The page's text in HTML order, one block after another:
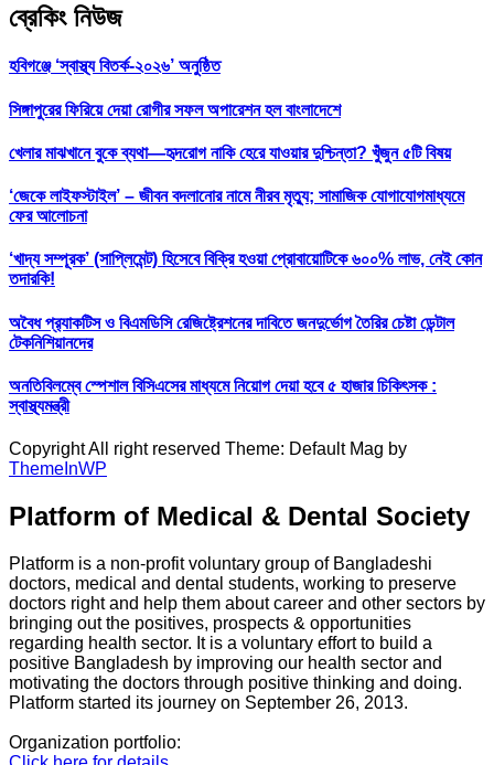
ব্রেকিং নিউজ
হবিগঞ্জে ‘স্বাস্থ্য বিতর্ক-২০২৬’ অনুষ্ঠিত
সিঙ্গাপুরের ফিরিয়ে দেয়া রোগীর সফল অপারেশন হল বাংলাদেশে
খেলার মাঝখানে বুকে ব্যথা—হৃদরোগ নাকি হেরে যাওয়ার দুশ্চিন্তা? খুঁজুন ৫টি বিষয়
‘জেকে লাইফস্টাইল’ – জীবন বদলানোর নামে নীরব মৃত্যু; সামাজিক যোগাযোগমাধ্যমে
ফের আলোচনা
‘খাদ্য সম্পূরক’ (সাপ্লিমেন্ট) হিসেবে বিক্রি হওয়া প্রোবায়োটিকে ৬০০% লাভ, নেই কোন
তদারকি!
অবৈধ প্র‍্যাকটিস ও বিএমডিসি রেজিষ্ট্রেশনের দাবিতে জনদুর্ভোগ তৈরির চেষ্টা ডেন্টাল
টেকনিশিয়ানদের
অনতিবিলম্বে স্পেশাল বিসিএসের মাধ্যমে নিয়োগ দেয়া হবে ৫ হাজার চিকিৎসক :
স্বাস্থ্যমন্ত্রী
Copyright All right reserved Theme: Default Mag by
ThemeInWP
Platform of Medical & Dental Society
Platform is a non-profit voluntary group of Bangladeshi
doctors, medical and dental students, working to preserve
doctors right and help them about career and other sectors by
bringing out the positives, prospects & opportunities
regarding health sector. It is a voluntary effort to build a
positive Bangladesh by improving our health sector and
motivating the doctors through positive thinking and doing.
Platform started its journey on September 26, 2013.
Organization portfolio: